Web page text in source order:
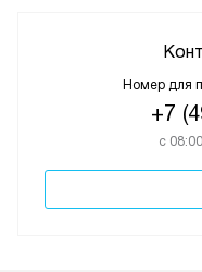
Номер для
+7
с